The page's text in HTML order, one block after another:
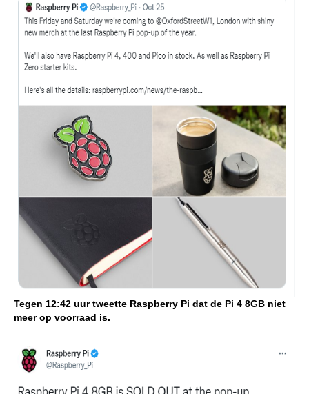
Tegen 12:42 uur tweette Raspberry Pi dat de Pi 4 8GB niet
meer op voorraad is.